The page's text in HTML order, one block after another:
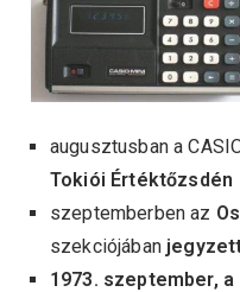
augusztusban a
Tokiói Értéktőzsdén
szeptemberben az
szekciójábanjegyzett
1973. szeptember,